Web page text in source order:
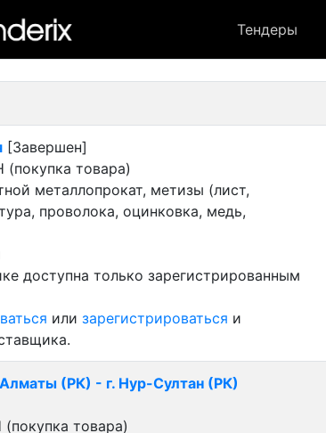
Тендеры
лот
[Завершен]
товара)
металлопрокат, метизы (лист,
проволока, оцинковка, медь,
доступна только зарегистрированным
или зарегистрироваться и
Алматы (РК) - г. Нур-Султан (РК)
товара)